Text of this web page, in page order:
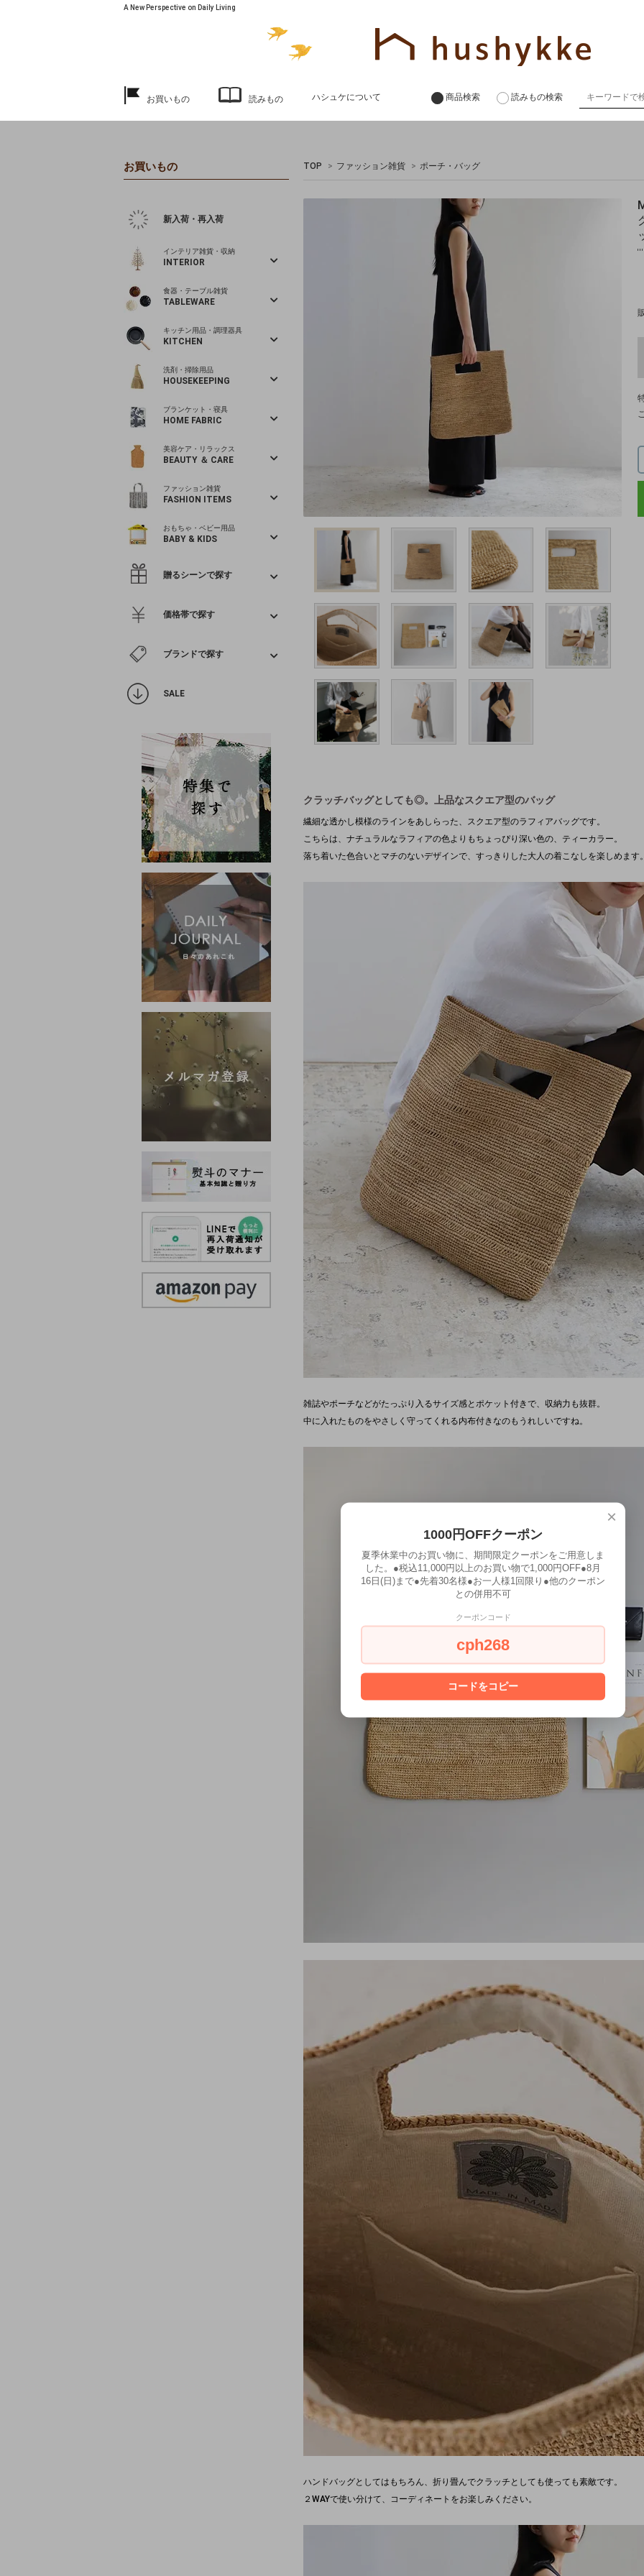
A New Perspective on Daily Living
お買いもの 読みもの ハシュケについて 商品検索 読みもの検索
TOP > ファッション雑貨 > ポーチ・バッグ
クラッチバッグとしても◎。上品なスクエア型のバッグ
繊細な透かし模様のラインをあしらった、スクエア型のラフィアバッグです。
こちらは、ナチュラルなラフィアの色よりもちょっぴり深い色の、ティーカラー。
落ち着いた色合いとマチのないデザインで、すっきりした大人の着こなしを楽しめます
雑誌やポーチなどがたっぷり入るサイズ感とポケット付きで、収納力も抜群。
中に入れたものをやさしく守ってくれる内布付きなのもうれしいですね。
ハンドバッグとしてはもちろん、折り畳んでクラッチとしても使っても素敵です。
２WAYで使い分けて、コーディネートをお楽しみください。
お買いもの
新入荷・再入荷
インテリア雑貨・収納
INTERIOR
食器・テーブル雑貨
TABLEWARE
キッチン用品・調理器具
KITCHEN
洗剤・掃除用品
HOUSEKEEPING
ブランケット・寝具
HOME FABRIC
美容ケア・リラックス
BEAUTY ＆ CARE
ファッション雑貨
FASHION ITEMS
おもちゃ・ベビー用品
BABY & KIDS
贈るシーンで探す
価格帯で探す
ブランドで探す
SALE
×
1000円OFFクーポン
夏季休業中のお買い物に、期間限定クーポンをご用意しま
した。●税込11,000円以上のお買い物で1,000円OFF●8月
16日(日)まで●先着30名様●お一人様1回限り●他のクーポン
との併用不可
クーポンコード
cph268
コードをコピー